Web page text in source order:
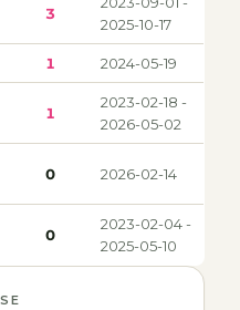
3
2025-10-17
1 2024-05-19
1
2023-02-18 -
2026-05-02
0 2026-02-14
0
2023-02-04 -
2025-05-10